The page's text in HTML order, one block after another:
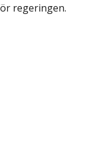
regeringen.